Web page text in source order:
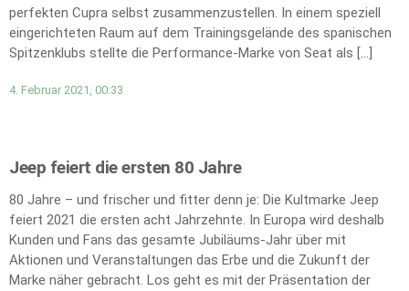
perfekten Cupra selbst zusammenzustellen. In einem speziell
eingerichteten Raum auf dem Trainingsgelände des spanischen
Spitzenklubs stellte die Performance-Marke von Seat als […]
4. Februar 2021, 00:33
Jeep feiert die ersten 80 Jahre
80 Jahre – und frischer und fitter denn je: Die Kultmarke Jeep
feiert 2021 die ersten acht Jahrzehnte. In Europa wird deshalb
Kunden und Fans das gesamte Jubiläums-Jahr über mit
Aktionen und Veranstaltungen das Erbe und die Zukunft der
Marke näher gebracht. Los geht es mit der Präsentation der